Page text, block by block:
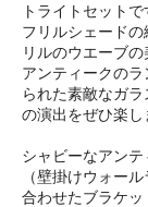
トライトセットで
フリルシェード
リルのウエーブの
アンティークの
られた素敵なガ
の演出をぜひ楽し
シャビーなアン
（壁掛けウォー
合わせたブラケッ